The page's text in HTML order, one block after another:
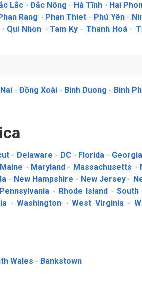
Lắc - Đắc Nông - Hà Tĩnh - Hai
Rang - Phan Thiet - Phú Yên-
Qui Nhon -Tam Ky - Thanh Hoá -
- Đồng Xoài - Binh Duong - Binh
- Delaware - DC- Florida - Georgia
Maine - Maryland - Massachusetts -
- New Hampshire - New Jersey -
Pennsylvania - Rhode Island- South
-Washington -West Virginia-
Wales - Bankstown